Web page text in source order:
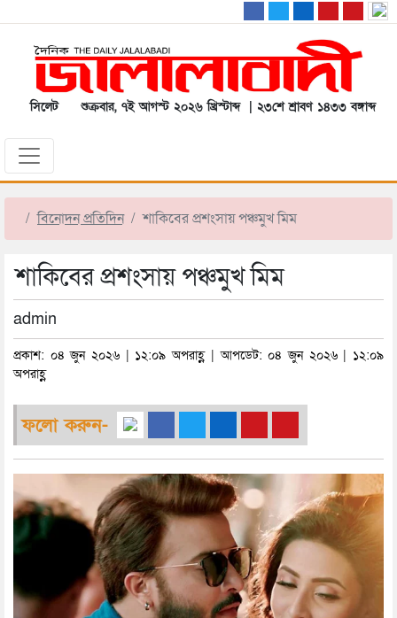
সিলেট শুক্রবার, ৭ই আগস্ট ২০২৬ খ্রিস্টাব্দ | ২৩শে শ্রাবণ ১৪৩৩ বঙ্গাব্দ
বিনোদন প্রতিদিন শাকিবের প্রশংসায় পঞ্চমুখ মিম
শাকিবের প্রশংসায় পঞ্চমুখ মিম
admin
প্রকাশ: ০৪ জুন ২০২৬ | ১২:০৯ অপরাহ্ণ | আপডেট: ০৪ জুন ২০২৬ | ১২:০৯
অপরাহ্ণ
ফলো করুন-